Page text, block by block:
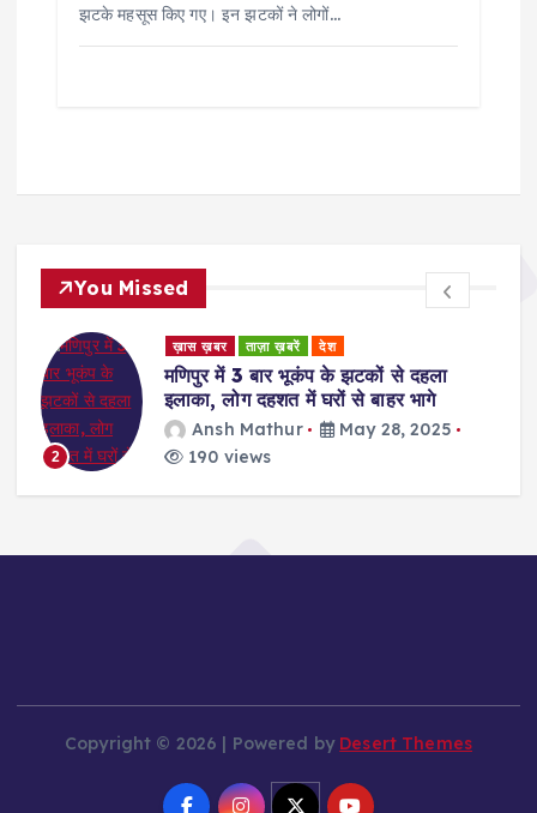
झटके महसूस किए गए। इन झटकों ने लोगों…
You Missed
2
ख़ास ख़बर ताज़ा ख़बरें देश
मणिपुर में 3 बार भूकंप के झटकों से दहला
इलाका, लोग दहशत में घरों से बाहर भागे
Ansh Mathur
May 28, 2025
190 views
Copyright © 2026 | Powered by Desert Themes